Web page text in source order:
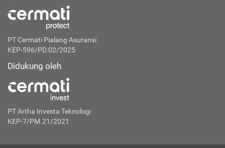
PT Cermati Pialang Asuransi
KEP-596/PD.02/2025
Didukung oleh
PT Artha Investa Teknologi
KEP-7/PM.21/2021